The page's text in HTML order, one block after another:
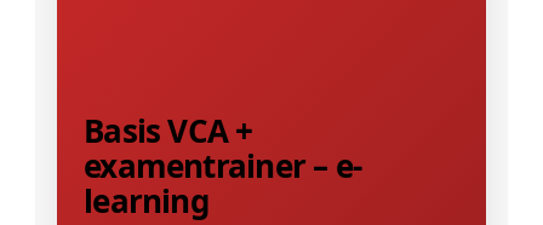
Basis VCA +
examentrainer – e-
learning